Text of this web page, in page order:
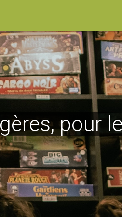
pour